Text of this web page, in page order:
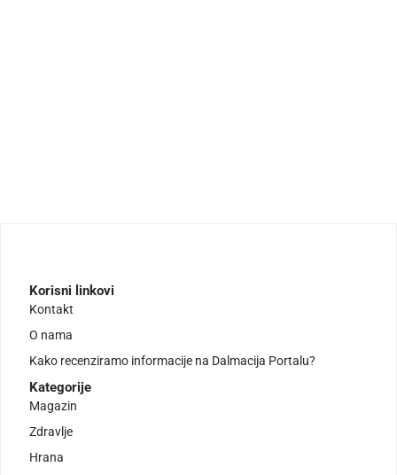
Korisni linkovi
Kontakt
O nama
Kako recenziramo informacije na Dalmacija Portalu?
Kategorije
Magazin
Zdravlje
Hrana